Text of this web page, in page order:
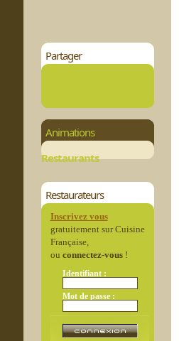
Partager
Animations
Restaurants
Restaurateurs
Inscrivez vous
gratuitement sur Cuisine
Française,
ou connectez-vous!
Identifiant :
Mot de passe :